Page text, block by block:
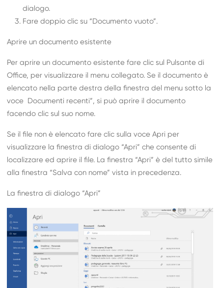
dialogo.
Fare doppio clic su “Documento vuoto”.
Aprire un documento esistente
Per aprire un documento esistente fare clic sul Pulsante di
Office, per visualizzare il menu collegato. Se il documento è
elencato nella parte destra della finestra del menu sotto la
voce Documenti recenti”, si può aprire il documento
facendo clic sul suo nome.
Se il file non è elencato fare clic sulla voce Apri per
visualizzare la finestra di dialogo “Apri” che consente di
localizzare ed aprire il file. La finestra “Apri” è del tutto simile
alla finestra “Salva con nome” vista in precedenza.
La finestra di dialogo “Apri”